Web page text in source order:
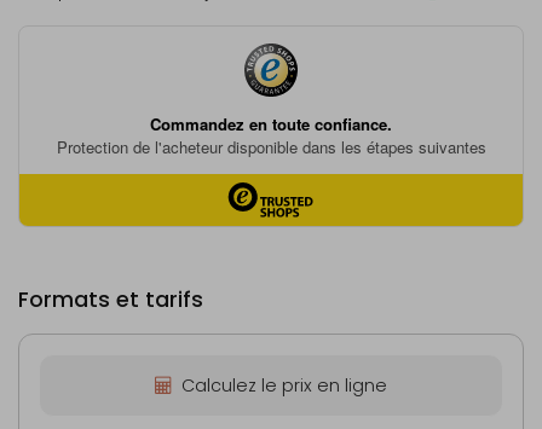
Formats et tarifs
Calculez le prix en ligne